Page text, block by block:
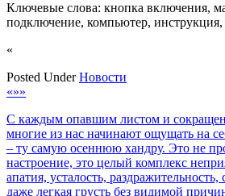
Ключевые слова: кнопка включения,
подключение, компьютер,
«
Posted UnderНовости
Навигация
по
записям
«»»
С каждым опавшим листом и
многие из нас начинают ощущать на
– ту самую осеннюю хандру. Это не
настроение, это целый комплекс
апатия, усталость,
даже легкая грусть без видимой